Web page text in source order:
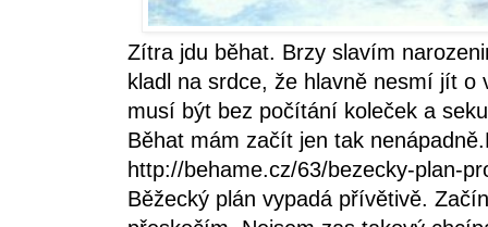
Zítra jdu běhat. Brzy slavím
kladl na srdce, že hlavně nesmí jít o
musí být bez počítání koleček a
Běhat mám začít jen tak
http://behame.cz/63/bezecky-plan-
Běžecký plán vypadá přívětivě.